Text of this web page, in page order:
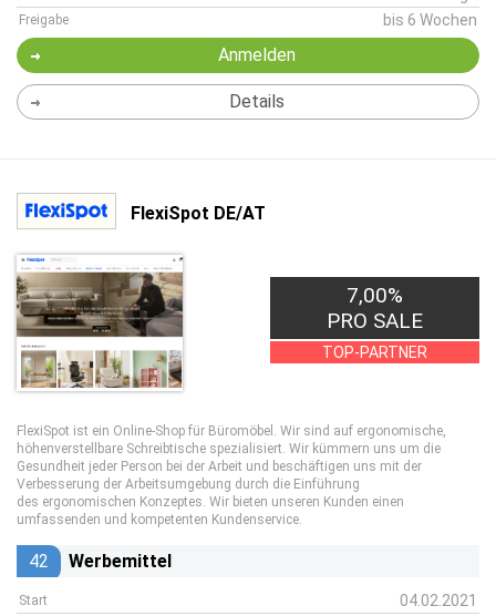
Freigabe bis 6 Wochen
Anmelden
Details
FlexiSpot DE/AT
7,00%
PRO SALE
TOP-PARTNER
FlexiSpot ist ein Online-Shop für Büromöbel. Wir sind auf ergonomische,
höhenverstellbare Schreibtische spezialisiert. Wir kümmern uns um die
Gesundheit jeder Person bei der Arbeit und beschäftigen uns mit der
Verbesserung der Arbeitsumgebung durch die Einführung
des ergonomischen Konzeptes. Wir bieten unseren Kunden einen
umfassenden und kompetenten Kundenservice.
42 Werbemittel
Start 04.02.2021